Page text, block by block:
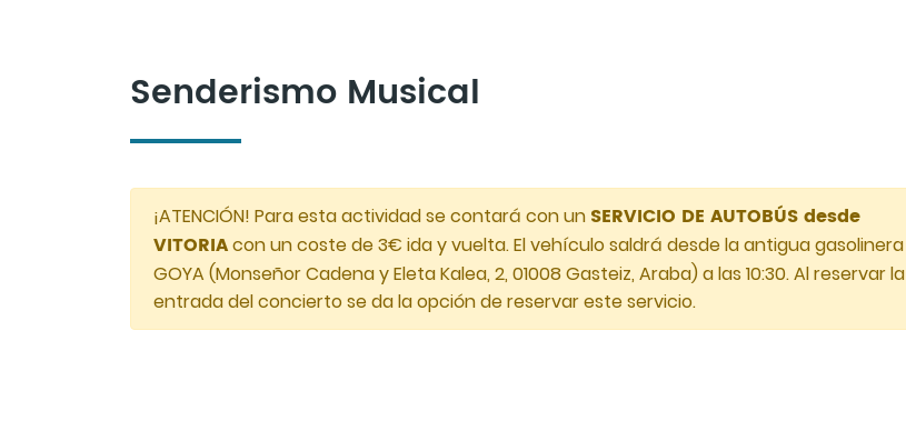
Senderismo Musical
¡ATENCIÓN! Para esta actividad se contará con un SERVICIO DE AUTOBÚS desde
VITORIAcon un coste de 3€ ida y vuelta. El vehículo saldrá desde la antigua gasolinera
GOYA (Monseñor Cadena y Eleta Kalea, 2, 01008 Gasteiz, Araba) a las 10:30. Al reservar la
entrada del concierto se da la opción de reservar este servicio.